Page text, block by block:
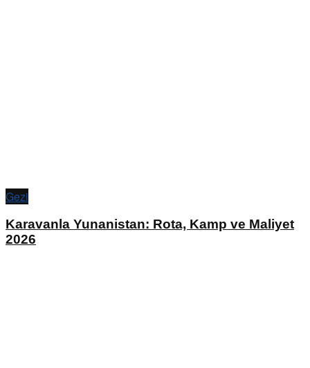
Gezi
Karavanla Yunanistan: Rota, Kamp ve Maliyet
2026